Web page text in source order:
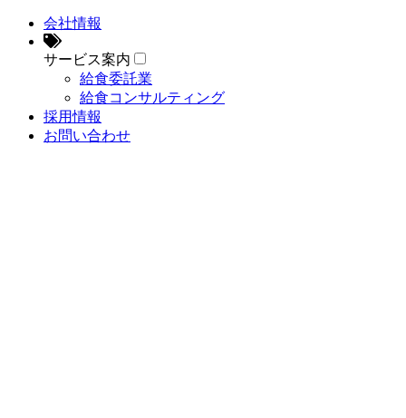
会社情報
サービス案内
給食委託業
給食コンサルティング
採用情報
お問い合わせ